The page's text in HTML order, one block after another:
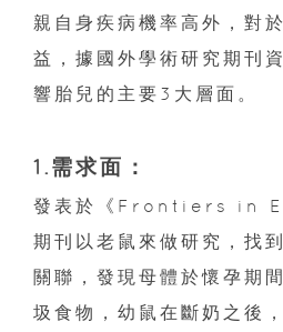
親自身疾病機率高外，對
益，據國外學術研究期刊
響胎兒的主要3大層面。
1.需求面：
發表於《Frontiers in
期刊以老鼠來做研究，找
關聯，發現母體於懷孕期
圾食物，幼鼠在斷奶之後